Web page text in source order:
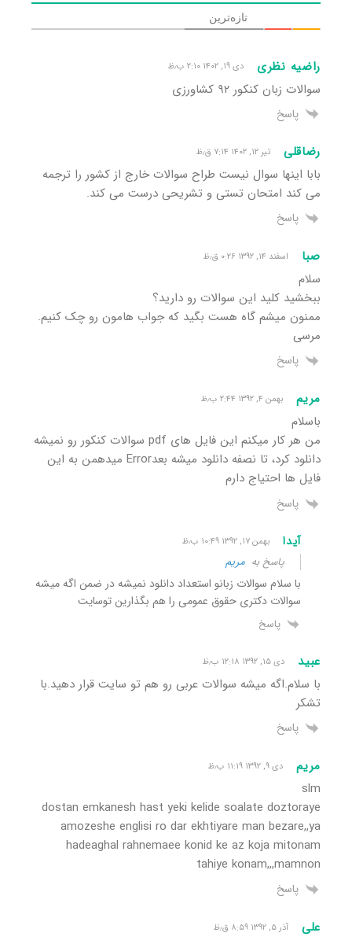
تازه‌ترین
راضیه نظری دی ۱۹, ۱۴۰۲ ۲:۱۰ ب٫ظ
سوالات زبان کنکور ۹۲ کشاورزی
پاسخ
رضاقلی تیر ۱۲, ۱۴۰۲ ۷:۱۴ ق٫ظ
بابا اینها سوال نیست طراح سوالات خارج از کشور را ترجمه
می کند امتحان تستی و تشریحی درست می کند.
پاسخ
صبا اسفند ۱۴, ۱۳۹۲ ۰:۲۶ ق٫ظ
سلام
ببخشید کلید این سوالات رو دارید؟
ممنون میشم گاه هست بگید که جواب هامون رو چک کنیم.
مرسی
پاسخ
مریم بهمن ۴, ۱۳۹۲ ۲:۴۴ ب٫ظ
باسلام
من هر کار میکنم این فایل های pdf سوالات کنکور رو نمیشه
دانلود کرد، تا نصفه دانلود میشه بعدError میدهمن به این
فایل ها احتیاج دارم
پاسخ
آیدا بهمن ۱۷, ۱۳۹۲ ۱۰:۴۹ ب٫ظ
پاسخ به مریم
با سلام سوالات زبانو استعداد دانلود نمیشه در ضمن اگه میشه
سوالات دکتری حقوق عمومی را هم بگذارین توسایت
پاسخ
عبید دی ۱۵, ۱۳۹۲ ۱۲:۱۸ ب٫ظ
با سلام.اگه میشه سوالات عربی رو هم تو سایت قرار دهید.با
تشکر
پاسخ
مریم دی ۹, ۱۳۹۲ ۱۱:۱۹ ب٫ظ
slm
dostan emkanesh hast yeki kelide soalate doztoraye
amozeshe englisi ro dar ekhtiyare man bezare,,ya
hadeaghal rahnemaee konid ke az koja mitonam
tahiye konam,,,mamnon
پاسخ
علی آذر ۵, ۱۳۹۲ ۸:۵۹ ق٫ظ